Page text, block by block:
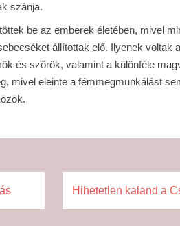
szánja.
be az emberek életében, mivel
állítottak elő. Ilyenek voltak
és szőrök, valamint a különféle
mivel eleinte a fémmegmunkálást
Hihetetlen kaland a